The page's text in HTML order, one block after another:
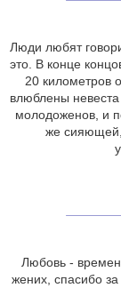
Люди любят
это. В конце
20 километров
влюблены невеста
молодоженов, и
же сияющей,
Любовь -
жених, спасибо